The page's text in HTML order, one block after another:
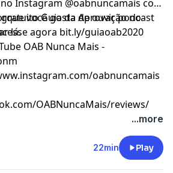
Instagram @oabnuncamais com
você gosta de ouvir podcast
lá.
Guia da Aprovação no
agora bit.ly/guiaoab2020
OAB Nunca Mais -
oabnuncamais
OABNuncaMais/reviews/
...more
22min Play